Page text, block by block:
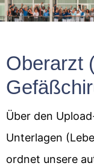
Oberarzt
Über den
Unterlagen
ordnet unsere